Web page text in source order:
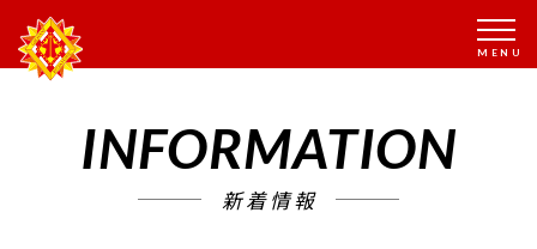
INFORMATION
新着情報